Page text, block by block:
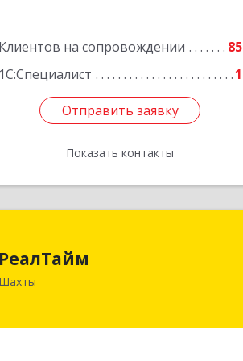
Клиентов на сопровождении
85
1С:Специалист
1
Отправить заявку
Показать контакты
Отправить заявку
Назад
РеалТайм
Шахты
Подробнее